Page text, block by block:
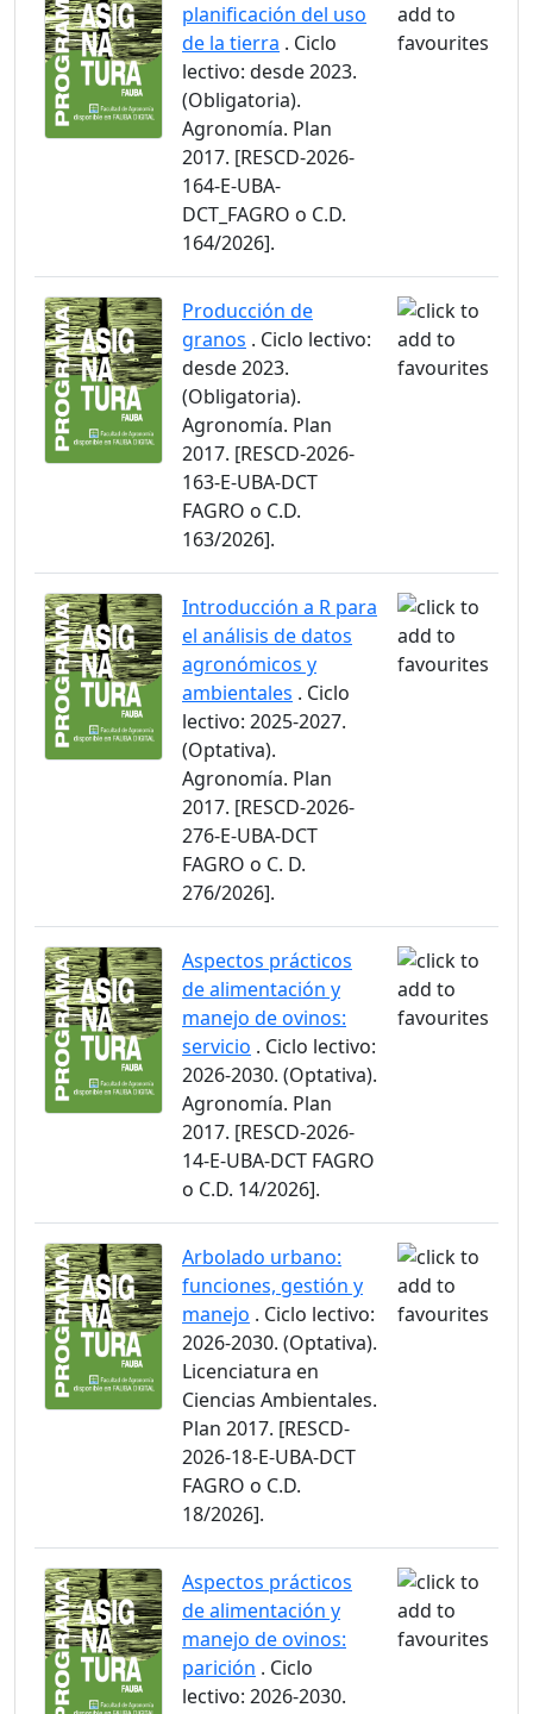
planificación del uso
de la tierra . Ciclo
lectivo: desde 2023.
(Obligatoria).
Agronomía. Plan
2017. [RESCD-2026-
164-E-UBA-
DCT_FAGRO o C.D.
164/2026].
Producción de
granos . Ciclo lectivo:
desde 2023.
(Obligatoria).
Agronomía. Plan
2017. [RESCD-2026-
163-E-UBA-DCT
FAGRO o C.D.
163/2026].
Introducción a R para
el análisis de datos
agronómicos y
ambientales . Ciclo
lectivo: 2025-2027.
(Optativa).
Agronomía. Plan
2017. [RESCD-2026-
276-E-UBA-DCT
FAGRO o C. D.
276/2026].
Aspectos prácticos
de alimentación y
manejo de ovinos:
servicio . Ciclo lectivo:
2026-2030. (Optativa).
Agronomía. Plan
2017. [RESCD-2026-
14-E-UBA-DCT FAGRO
o C.D. 14/2026].
Arbolado urbano:
funciones, gestión y
manejo . Ciclo lectivo:
2026-2030. (Optativa).
Licenciatura en
Ciencias Ambientales.
Plan 2017. [RESCD-
2026-18-E-UBA-DCT
FAGRO o C.D.
18/2026].
Aspectos prácticos
de alimentación y
manejo de ovinos:
parición . Ciclo
lectivo: 2026-2030.